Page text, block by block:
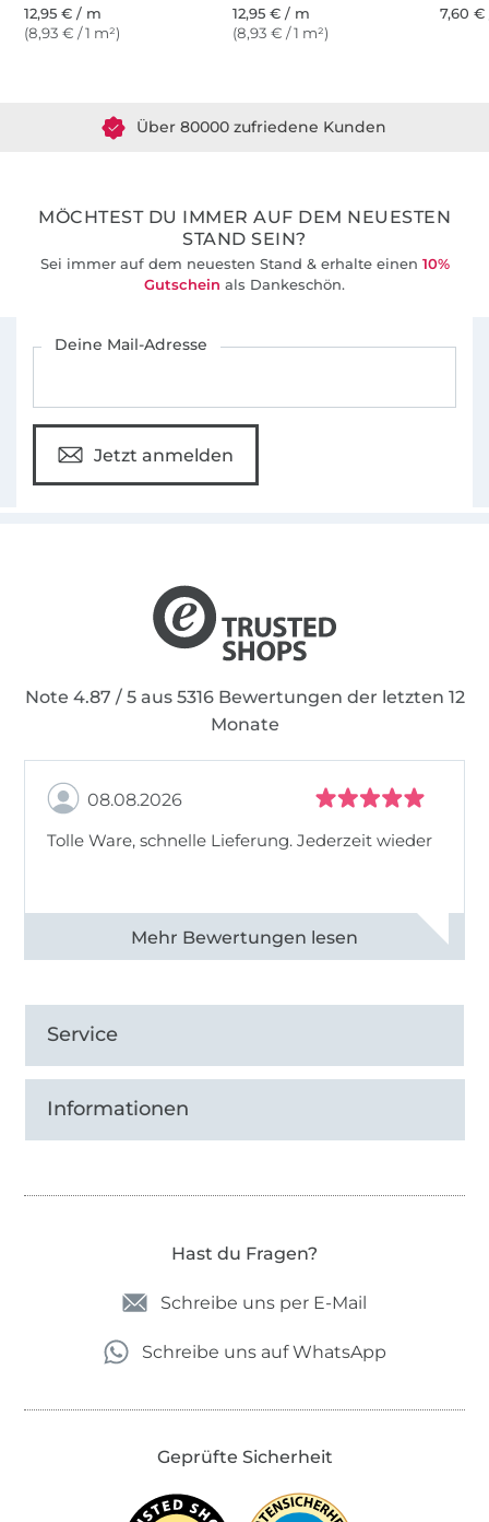
12,95 € / m
(8,93 € / 1 m²)
12,95 € / m
(8,93 € / 1 m²)
7,60 €
MÖCHTEST DU IMMER AUF DEM NEUESTEN
STAND SEIN?
Sei immer auf dem neuesten Stand & erhalte einen 10%
Gutschein als Dankeschön.
Deine Mail-Adresse
Jetzt anmelden
Note 4.87 / 5 aus 5316 Bewertungen der letzten 12
Monate
08.08.2026
Tolle Ware, schnelle Lieferung. Jederzeit wieder
Alle 83013 Bewertungen ansehen
Service
Informationen
Hast du Fragen?
Schreibe uns per E-Mail
Schreibe uns auf WhatsApp
Geprüfte Sicherheit